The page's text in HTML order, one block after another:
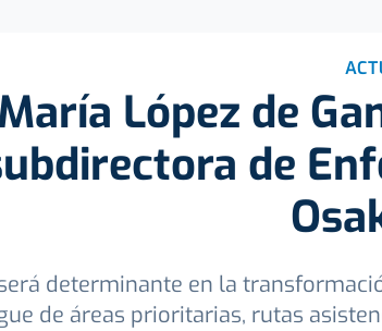
López de
de
determinante en la
de áreas prioritarias, rutas